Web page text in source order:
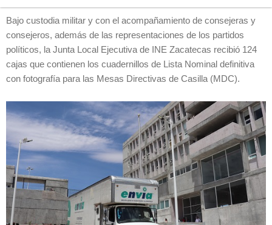
Bajo custodia militar y con el acompañamiento de consejeras y
consejeros, además de las representaciones de los partidos
políticos, la Junta Local Ejecutiva de INE Zacatecas recibió 124
cajas que contienen los cuadernillos de Lista Nominal definitiva
con fotografía para las Mesas Directivas de Casilla (MDC).